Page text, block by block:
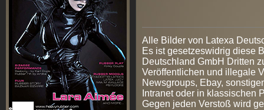
Alle Bilder von Latexa
Es ist gesetzeswidrig diese
Deutschland GmbH Dritten
Veröffentlichen und illegale
Newsgroups, Ebay,
Intranet oder in klassischen
Gegen jeden Verstoß wird